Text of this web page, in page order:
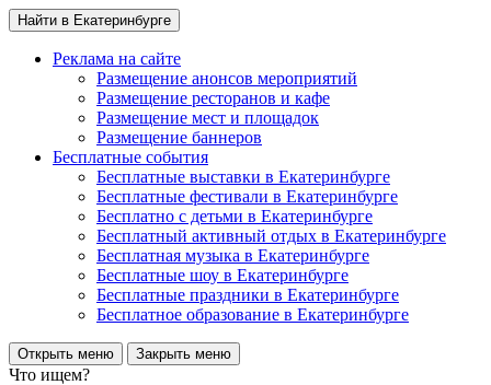
Найти в Екатеринбурге
Реклама на сайте
Размещение анонсов мероприятий
Размещение ресторанов и кафе
Размещение мест и площадок
Размещение баннеров
Бесплатные события
Бесплатные выставки в Екатеринбурге
Бесплатные фестивали в Екатеринбурге
Бесплатно с детьми в Екатеринбурге
Бесплатный активный отдых в Екатеринбурге
Бесплатная музыка в Екатеринбурге
Бесплатные шоу в Екатеринбурге
Бесплатные праздники в Екатеринбурге
Бесплатное образование в Екатеринбурге
Открыть меню Закрыть меню
Что ищем?